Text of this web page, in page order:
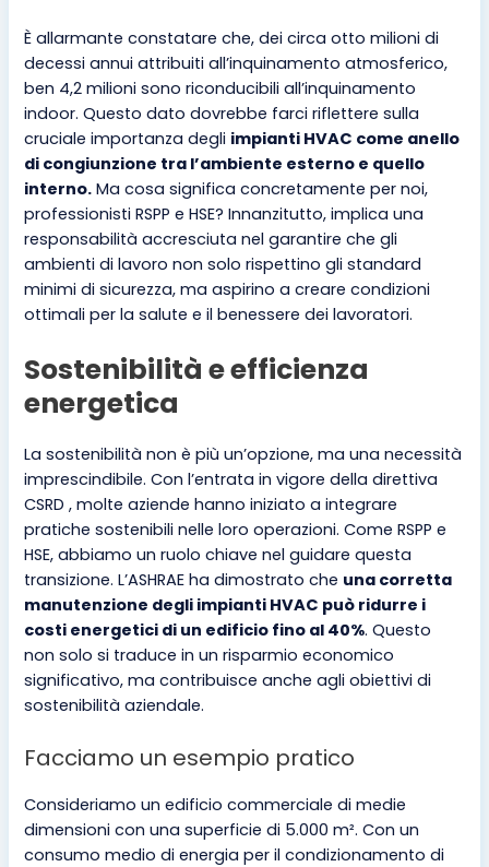
È allarmante constatare che, dei circa otto milioni di
decessi annui attribuiti all’inquinamento atmosferico,
ben 4,2 milioni sono riconducibili all’inquinamento
indoor. Questo dato dovrebbe farci riflettere sulla
cruciale importanza degli impianti HVAC come anello
di congiunzione tra l’ambiente esterno e quello
interno. Ma cosa significa concretamente per noi,
professionisti RSPP e HSE? Innanzitutto, implica una
responsabilità accresciuta nel garantire che gli
ambienti di lavoro non solo rispettino gli standard
minimi di sicurezza, ma aspirino a creare condizioni
ottimali per la salute e il benessere dei lavoratori.
Sostenibilità e efficienza
energetica
La sostenibilità non è più un’opzione, ma una necessità
imprescindibile. Con l’entrata in vigore della direttiva
CSRD , molte aziende hanno iniziato a integrare
pratiche sostenibili nelle loro operazioni. Come RSPP e
HSE, abbiamo un ruolo chiave nel guidare questa
transizione. L’ASHRAE ha dimostrato che una corretta
manutenzione degli impianti HVAC può ridurre i
costi energetici di un edificio fino al 40%. Questo
non solo si traduce in un risparmio economico
significativo, ma contribuisce anche agli obiettivi di
sostenibilità aziendale.
Facciamo un esempio pratico
Consideriamo un edificio commerciale di medie
dimensioni con una superficie di 5.000 m². Con un
consumo medio di energia per il condizionamento di